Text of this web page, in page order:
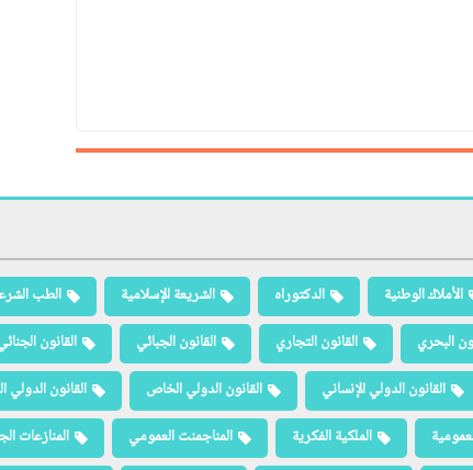
الأملاك الوطنية الدكتوراه الشريعة الإسلامية الطب
البحري القانون التجاري القانون الجبائي القانون
القانون الدولي الإنساني القانون الدولي الخاص القانون الدولي
الملكية الفكرية المناجمنت العمومي المنازعات